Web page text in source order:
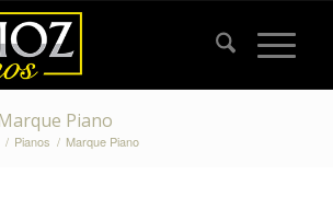
Piano
/ Pianos / Marque Piano